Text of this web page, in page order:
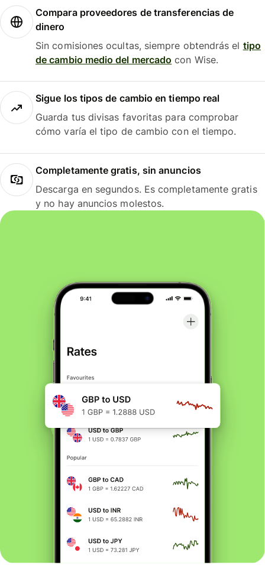
Compara proveedores de transferencias de
dinero
Sin comisiones ocultas, siempre obtendrás el tipo
de cambio medio del mercado con Wise.
Sigue los tipos de cambio en tiempo real
Guarda tus divisas favoritas para comprobar
cómo varía el tipo de cambio con el tiempo.
Completamente gratis, sin anuncios
Descarga en segundos. Es completamente gratis
y no hay anuncios molestos.